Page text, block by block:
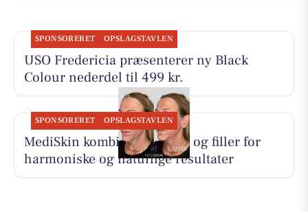
SPONSORERET OPSLAGSTAVLEN
USO Fredericia præsenterer ny Black
Colour nederdel til 499 kr.
SPONSORERET OPSLAGSTAVLEN
MediSkin kombinerer botox og filler for
harmoniske og naturlige resultater